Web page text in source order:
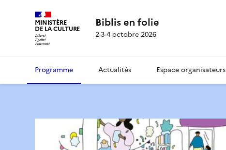
MINISTÈRE
DE LA CULTURE Biblis en folie
2-3-4 octobre 2026
Programme Actualités Espace organisateurs